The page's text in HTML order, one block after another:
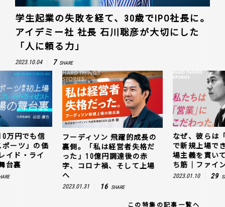
学生起業の失敗を経て、30歳でIPO社長に。
アイデミー社 社長 石川聡彦が大切にした
「人に頼る力」
2023.10.04 7 SHARE
万円でも信
ーツ」の価
イド・ライ
台裏
フーディソン 飛躍的成長の
裏側。「私は経営者失格だ
った」10億円調達後の赤
字、コロナ禍、そして上場
へ
2023.01.31 16 SHARE
なぜ、彼らは
で新規上場で
場主義を貫い
ち筋｜ファイ
2023.01.10 29
この特集の記事一覧へ